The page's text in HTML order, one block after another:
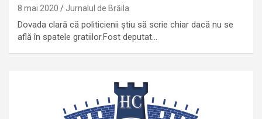
8 mai 2020 Jurnalul de Brăila
Dovada clară că politicienii știu să scrie chiar dacă nu se
află în spatele gratiilor.Fost deputat…